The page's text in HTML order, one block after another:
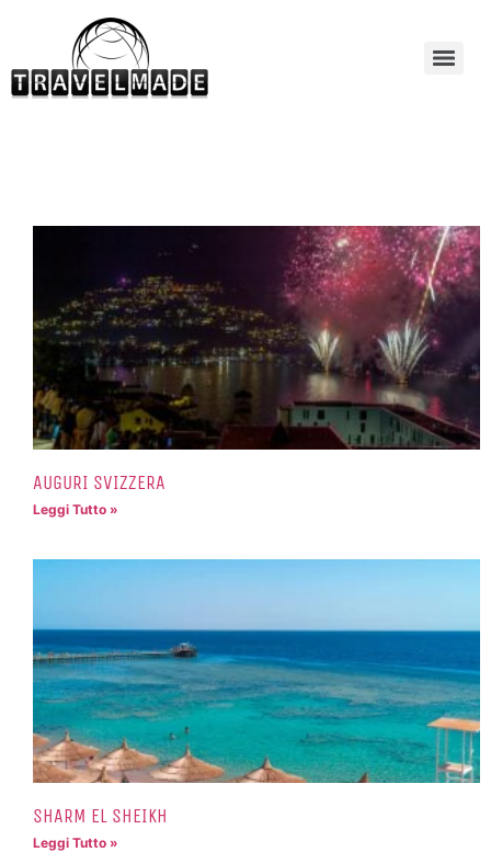
AUGURI SVIZZERA
Leggi Tutto »
SHARM EL SHEIKH
Leggi Tutto »